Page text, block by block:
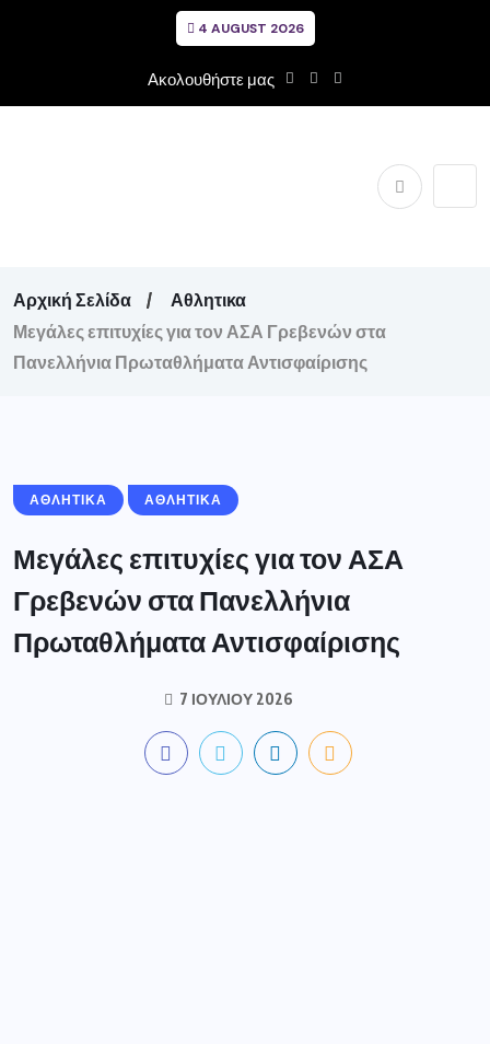
4 AUGUST 2026
Ακολουθήστε μας
Αρχική Σελίδα
Αθλητικα
Μεγάλες επιτυχίες για τον ΑΣΑ Γρεβενών στα
Πανελλήνια Πρωταθλήματα Αντισφαίρισης
ΑΘΛΗΤΙΚΑ ΑΘΛΗΤΙΚΆ
Μεγάλες επιτυχίες για τον ΑΣΑ
Γρεβενών στα Πανελλήνια
Πρωταθλήματα Αντισφαίρισης
7 ΙΟΥΛΊΟΥ 2026